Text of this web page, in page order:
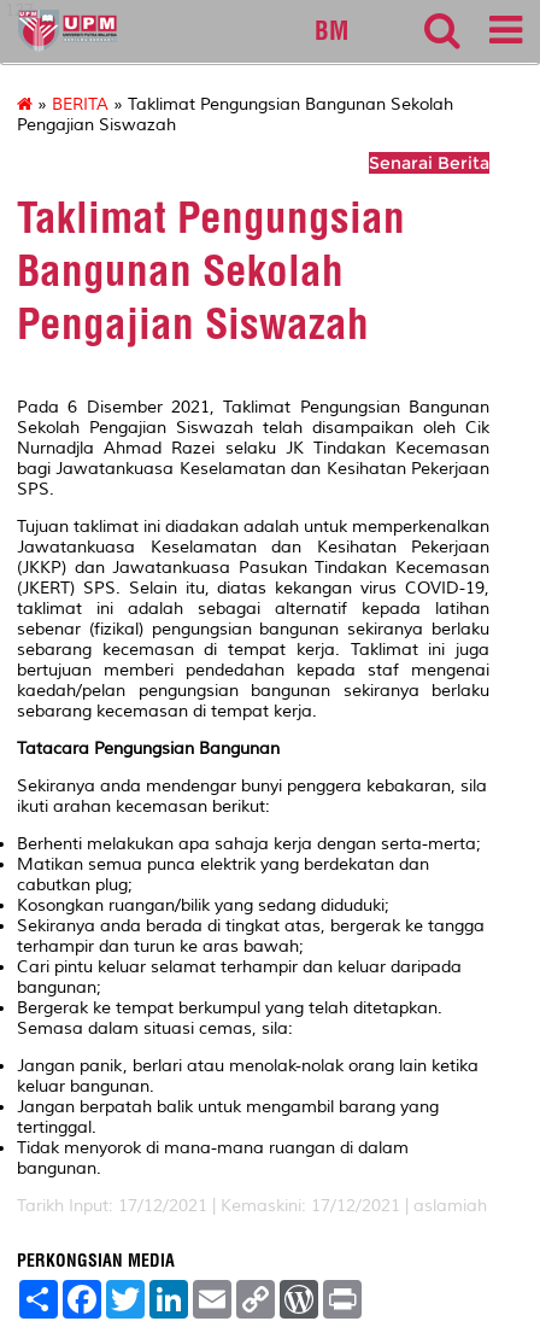
127
BM
» BERITA » Taklimat Pengungsian Bangunan Sekolah
Pengajian Siswazah
Senarai Berita
Taklimat Pengungsian
Bangunan Sekolah
Pengajian Siswazah
Pada 6 Disember 2021, Taklimat Pengungsian Bangunan
Sekolah Pengajian Siswazah telah disampaikan oleh Cik
Nurnadjla Ahmad Razei selaku JK Tindakan Kecemasan
bagi Jawatankuasa Keselamatan dan Kesihatan Pekerjaan
SPS.
Tujuan taklimat ini diadakan adalah untuk memperkenalkan
Jawatankuasa Keselamatan dan Kesihatan Pekerjaan
(JKKP) dan Jawatankuasa Pasukan Tindakan Kecemasan
(JKERT) SPS. Selain itu, diatas kekangan virus COVID-19,
taklimat ini adalah sebagai alternatif kepada latihan
sebenar (fizikal) pengungsian bangunan sekiranya berlaku
sebarang kecemasan di tempat kerja. Taklimat ini juga
bertujuan memberi pendedahan kepada staf mengenai
kaedah/pelan pengungsian bangunan sekiranya berlaku
sebarang kecemasan di tempat kerja.
Tatacara Pengungsian Bangunan
Sekiranya anda mendengar bunyi penggera kebakaran, sila
ikuti arahan kecemasan berikut:
Berhenti melakukan apa sahaja kerja dengan serta-merta;
Matikan semua punca elektrik yang berdekatan dan
cabutkan plug;
Kosongkan ruangan/bilik yang sedang diduduki;
Sekiranya anda berada di tingkat atas, bergerak ke tangga
terhampir dan turun ke aras bawah;
Cari pintu keluar selamat terhampir dan keluar daripada
bangunan;
Bergerak ke tempat berkumpul yang telah ditetapkan.
Semasa dalam situasi cemas, sila:
Jangan panik, berlari atau menolak-nolak orang lain ketika
keluar bangunan.
Jangan berpatah balik untuk mengambil barang yang
tertinggal.
Tidak menyorok di mana-mana ruangan di dalam
bangunan.
Tarikh Input: 17/12/2021 | Kemaskini: 17/12/2021 | aslamiah
PERKONGSIAN MEDIA
S
F
a
T
w
L
E
m
C
W